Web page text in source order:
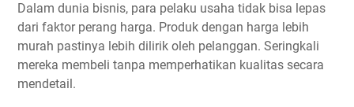
Dalam dunia bisnis, para pelaku usaha tidak bisa lepas
dari faktor perang harga. Produk dengan harga lebih
murah pastinya lebih dilirik oleh pelanggan. Seringkali
mereka membeli tanpa memperhatikan kualitas secara
mendetail.